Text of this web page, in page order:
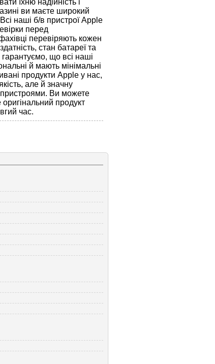
ви маєте широкий
наші б/в пристрої Apple
перед
перевіряють кожен
стан батареї та
що всі наші
й мають мінімальні
продукти Apple у нас,
але й значну
Ви можете
продукт
час.